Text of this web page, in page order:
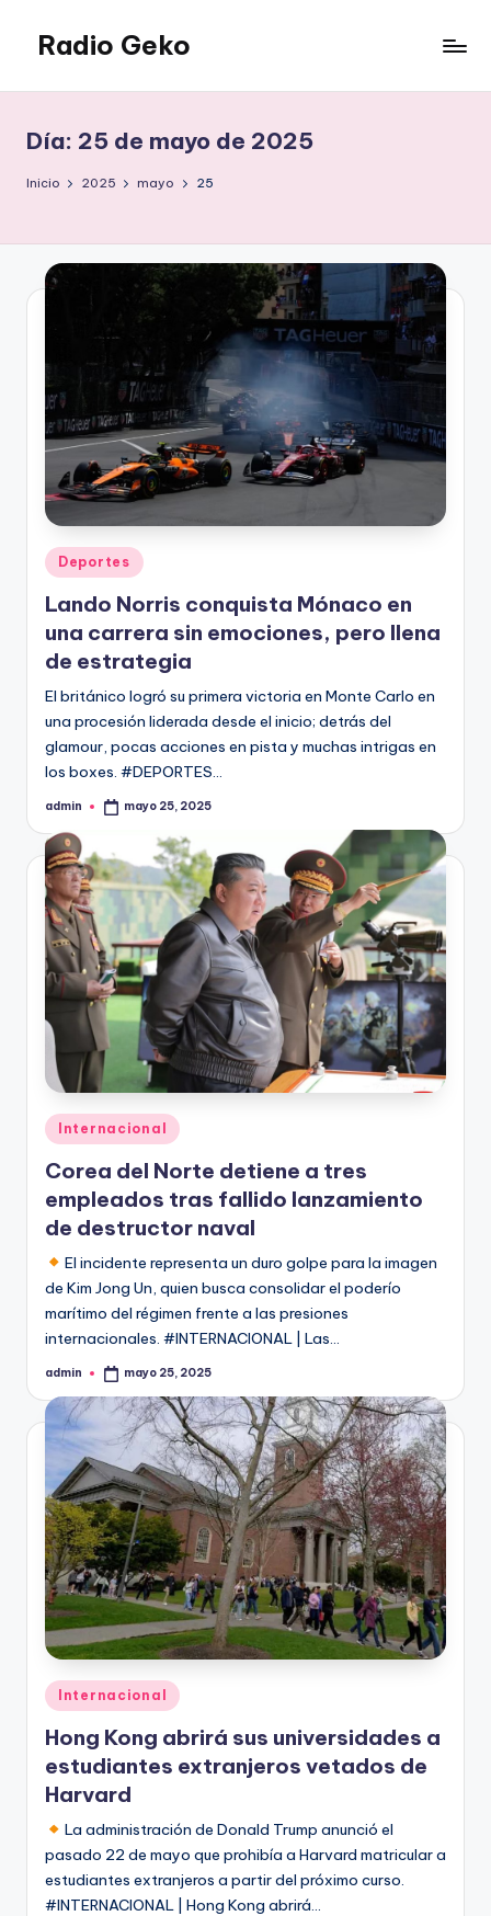
Saltar
contenido
Radio Geko
Día: 25 de mayo de 2025
Inicio 2025 mayo 25
Publicado
en
Deportes
Lando Norris conquista Mónaco en
una carrera sin emociones, pero llena
de estrategia
El británico logró su primera victoria en Monte Carlo en
una procesión liderada desde el inicio; detrás del
glamour, pocas acciones en pista y muchas intrigas en
los boxes. #DEPORTES…
Publicado
admin mayo 25, 2025
Publicado
en
Internacional
Corea del Norte detiene a tres
empleados tras fallido lanzamiento
de destructor naval
El incidente representa un duro golpe para la imagen
de Kim Jong Un, quien busca consolidar el poderío
marítimo del régimen frente a las presiones
internacionales. #INTERNACIONAL | Las…
Publicado
admin mayo 25, 2025
Publicado
en
Internacional
Hong Kong abrirá sus universidades a
estudiantes extranjeros vetados de
Harvard
La administración de Donald Trump anunció el
pasado 22 de mayo que prohibía a Harvard matricular a
estudiantes extranjeros a partir del próximo curso.
#INTERNACIONAL | Hong Kong abrirá…